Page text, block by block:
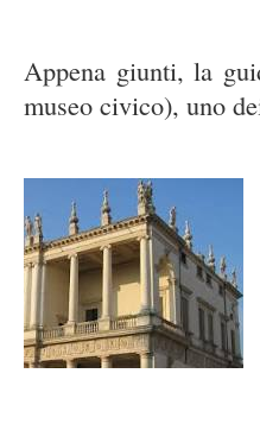
Appena giunti, la
museo civico), uno